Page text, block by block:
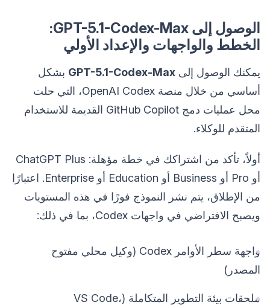
الوصول إلى GPT-5.1-Codex-Max:
الخطط والواجهات والإعداد الأولي
يمكنك الوصول إلى GPT-5.1-Codex-Max بشكل
أساسي من خلال منصة OpenAI Codex، التي حلت
محل عمليات دمج GitHub Copilot القديمة للاستخدام
المتقدم للوكلاء.
أولاً، تأكد من اشتراكك في خطة مؤهلة: ChatGPT Plus
أو Pro أو Business أو Education أو Enterprise. اعتبارًا
من الإطلاق، يتم نشر النموذج فورًا في هذه المستويات
ويصبح الافتراضي في واجهات Codex، بما في ذلك:
واجهة سطر الأوامر Codex (وكيل محلي مفتوح
المصدر)
ملحقات بيئة التطوير المتكاملة (VS Code،